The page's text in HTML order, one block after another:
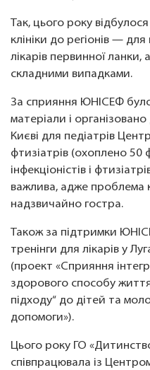
Так, цього року відбулося
клініки до регіонів —
лікарів первинної ланки,
складними випадками.
За сприяння ЮНІСЕФ
матеріали і
Києві для педіатрів
фтизіатрів (охоплено 50
інфекціоністів і
важлива, адже проблема
надзвичайно гостра.
Також за підтримки
тренінги для лікарів у
(проект «Сприяння
здорового способу
підходу“ до дітей та
допомоги»).
Цього року ГО
співпрацювала із